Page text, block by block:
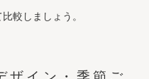
較しましょう。